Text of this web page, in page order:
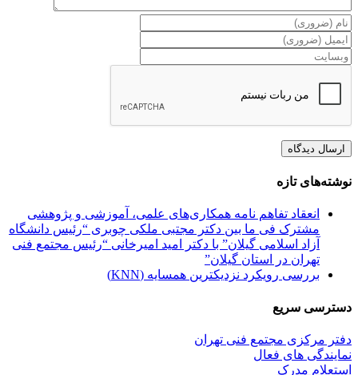
نوشته‌های تازه
انعقاد تفاهم نامه همکاری‌های علمی، آموزشی و پژوهشی
مشترک فی ما بین دکتر مجتبی ملکی چوبری “رئیس دانشگاه
آزاد اسلامی گیلان” با دکتر امید امیرخانی “رئیس مجتمع فنی
تهران در استان گیلان”
بررسی رویکرد نزدیکترین همسایه (KNN)
دسترسی سریع
دفتر مرکزی مجتمع فنی تهران
نمایندگی های فعال
استعلام مدرک